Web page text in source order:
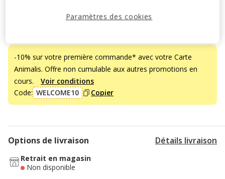
-10% sur votre première commande* avec votre Carte
Animalis. Offre non cumulable aux autres promotions en
cours.
Voir conditions
Code: WELCOME10 Copier
Options de livraison Détails livraison
Retrait en magasin
Non disponible
Paramètres des cookies